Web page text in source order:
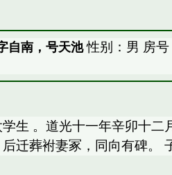
自南，号天池性别：男 房
生 。道光十一年辛卯十
迁葬袝妻冢，同向有碑。